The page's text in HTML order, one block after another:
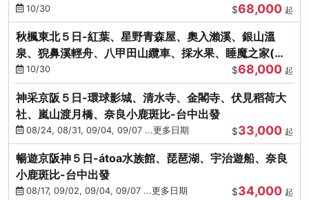
進免稅店)
10/30 $68,000 起
秋楓東北５日-紅葉、星野青森屋、奧入瀨溪、銀山溫
泉、猊鼻溪輕舟、八甲田山纜車、採水果、睡魔之家(不
進免稅店)
10/30 $68,000 起
神采京阪５日-環球影城、清水寺、金閣寺、伏見稻荷大
社、嵐山渡月橋、奈良小鹿斑比-台中出發
08/24, 08/31, 09/04, 09/07 ...更多日期 $33,000 起
暢遊京阪神５日-átoa水族館、琵琶湖、宇治遊船、奈良
小鹿斑比-台中出發
08/17, 09/02, 09/04, 09/07 ...更多日期 $34,000 起